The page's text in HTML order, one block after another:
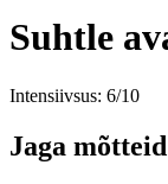
Suhtle
Intensiivsus: 6/10
Jaga